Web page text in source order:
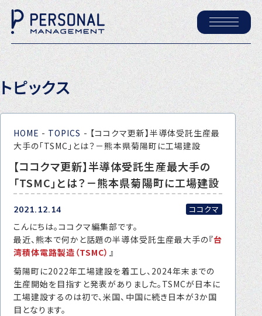
ホーム
パーソナル・マネジメントについて
会社概要
採用情報
トピックス
ニュース
転職をお考えの方へ
転職エージェントサービス
トピックス
HOME - TOPICS - 【ココクマ更新】半導体受託生産最
大手の「TSMC」とは？－熊本県菊陽町に工場建設
【ココクマ更新】半導体受託生産最大手の
「TSMC」とは？－熊本県菊陽町に工場建設
2021.12.14 ココクマ
こんにちは。ココクマ編集部です。
最近、熊本で何かと話題の半導体受託生産最大手の『台
湾積体電路製造（TSMC） 』
菊陽町に2022年工場建設を着工し、2024年末までの
生産開始を目指すと発表がありました。TSMCが日本に
工場建設するのは初で、米国、中国に続き日本が3か国
目となります。